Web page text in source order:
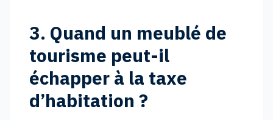
3. Quand un meublé de
tourisme peut-il
échapper à la taxe
d’habitation ?